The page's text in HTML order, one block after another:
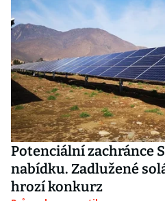
Potenciální zachránce
nabídku. Zadlužené
hrozí konkurz